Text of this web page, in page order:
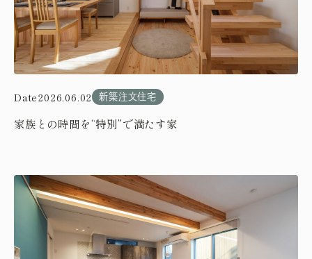
Date2026.06.02 新築注文住宅
家族との時間を“特別”で満たす家